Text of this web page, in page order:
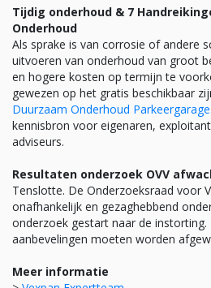
Tijdig onderhoud & 7
Onderhoud
Als sprake is van corrosie of andere
uitvoeren van onderhoud van groot
en hogere kosten op termijn te
gewezen op het gratis beschikbaar
Duurzaam Onderhoud
kennisbron voor eigenaren,
adviseurs.
Resultaten onderzoek OVV
Tenslotte. De Onderzoeksraad voor
onafhankelijk en gezaghebbend
onderzoek gestart naar de instorting.
aanbevelingen moeten worden
Meer informatie